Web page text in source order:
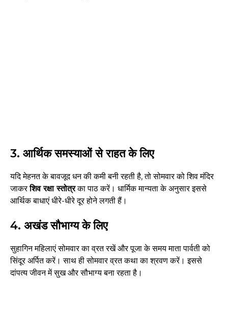
3. आर्थिक समस्याओं से राहत के लिए
यदि मेहनत के बावजूद धन की कमी बनी रहती है, तो सोमवार को शिव मंदिर
जाकरशिव रक्षा स्तोत्रका पाठ करें। धार्मिक मान्यता के अनुसार इससे
आर्थिक बाधाएं धीरे-धीरे दूर होने लगती हैं।
4. अखंड सौभाग्य के लिए
सुहागिन महिलाएं सोमवार का व्रत रखें और पूजा के समय माता पार्वती को
सिंदूर अर्पित करें। साथ ही सोमवार व्रत कथा का श्रवण करें। इससे
दांपत्य जीवन में सुख और सौभाग्य बना रहता है।